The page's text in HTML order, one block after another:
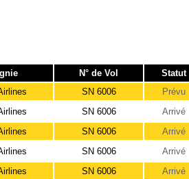
N° de Vol Statut
SN 6006
Prévu
SN 6006 Arrivé
SN 6006 Arrivé
SN 6006 Arrivé
SN 6006 Arrivé